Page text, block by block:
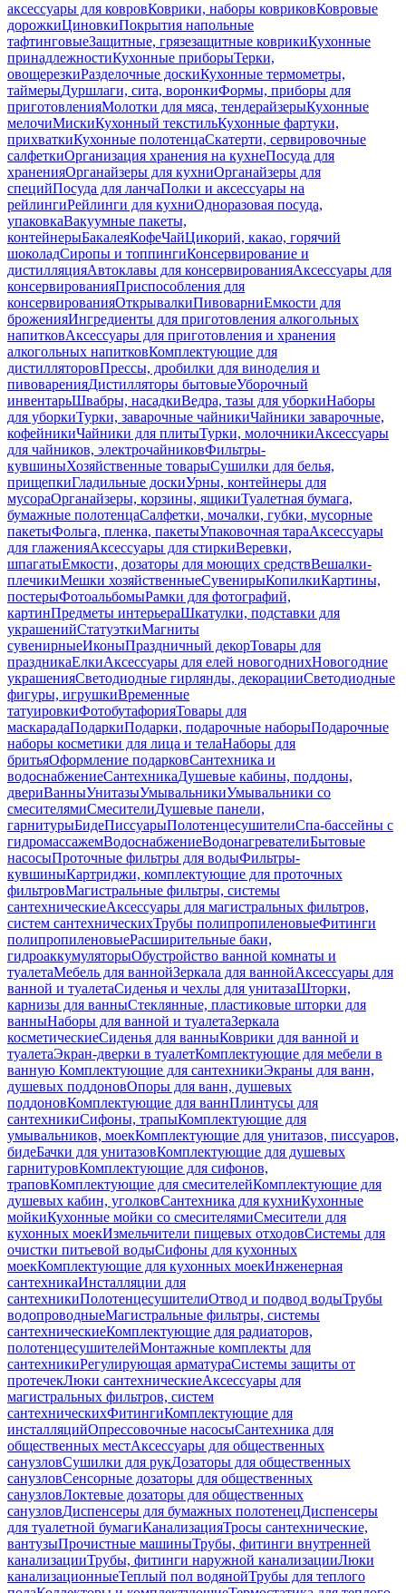
аксессуары для ковровКоврики, наборы ковриковКовровые
дорожкиЦиновкиПокрытия напольные
тафтинговыеЗащитные, грязезащитные коврикиКухонные
принадлежностиКухонные приборыТерки,
овощерезкиРазделочные доскиКухонные термометры,
таймерыДуршлаги, сита, воронкиФормы, приборы для
приготовленияМолотки для мяса, тендерайзерыКухонные
мелочиМискиКухонный текстильКухонные фартуки,
прихваткиКухонные полотенцаСкатерти, сервировочные
салфеткиОрганизация хранения на кухнеПосуда для
храненияОрганайзеры для кухниОрганайзеры для
специйПосуда для ланчаПолки и аксессуары на
рейлингиРейлинги для кухниОдноразовая посуда,
упаковкаВакуумные пакеты,
контейнерыБакалеяКофеЧайЦикорий, какао, горячий
шоколадСиропы и топпингиКонсервирование и
дистилляцияАвтоклавы для консервированияАксессуары для
консервированияПриспособления для
консервированияОткрывалкиПивоварниЕмкости для
броженияИнгредиенты для приготовления алкогольных
напитковАксессуары для приготовления и хранения
алкогольных напитковКомплектующие для
дистилляторовПрессы, дробилки для виноделия и
пивоваренияДистилляторы бытовыеУборочный
инвентарьШвабры, насадкиВедра, тазы для уборкиНаборы
для уборкиТурки, заварочные чайникиЧайники заварочные,
кофейникиЧайники для плитыТурки, молочникиАксессуары
для чайников, электрочайниковФильтры-
кувшиныХозяйственные товарыСушилки для белья,
прищепкиГладильные доскиУрны, контейнеры для
мусораОрганайзеры, корзины, ящикиТуалетная бумага,
бумажные полотенцаСалфетки, мочалки, губки, мусорные
пакетыФольга, пленка, пакетыУпаковочная тараАксессуары
для глаженияАксессуары для стиркиВеревки,
шпагатыЕмкости, дозаторы для моющих средствВешалки-
плечикиМешки хозяйственныеСувенирыКопилкиКартины,
постерыФотоальбомыРамки для фотографий,
картинПредметы интерьераШкатулки, подставки для
украшенийСтатуэткиМагниты
сувенирныеИконыПраздничный декорТовары для
праздникаЕлкиАксессуары для елей новогоднихНовогодние
украшенияСветодиодные гирлянды, декорацииСветодиодные
фигуры, игрушкиВременные
татуировкиФотобутафорияТовары для
маскарадаПодаркиПодарки, подарочные наборыПодарочные
наборы косметики для лица и телаНаборы для
бритьяОформление подарковСантехника и
водоснабжениеСантехникаДушевые кабины, поддоны,
двериВанныУнитазыУмывальникиУмывальники со
смесителямиСмесителиДушевые панели,
гарнитурыБидеПиссуарыПолотенцесушителиСпа-бассейны с
гидромассажемВодоснабжениеВодонагревателиБытовые
насосыПроточные фильтры для водыФильтры-
кувшиныКартриджи, комплектующие для проточных
фильтровМагистральные фильтры, системы
сантехническиеАксессуары для магистральных фильтров,
систем сантехническихТрубы полипропиленовыеФитинги
полипропиленовыеРасширительные баки,
гидроаккумуляторыОбустройство ванной комнаты и
туалетаМебель для ваннойЗеркала для ваннойАксессуары для
ванной и туалетаСиденья и чехлы для унитазаШторки,
карнизы для ванныСтеклянные, пластиковые шторки для
ванныНаборы для ванной и туалетаЗеркала
косметическиеСиденья для ванныКоврики для ванной и
туалетаЭкран-дверки в туалетКомплектующие для мебели в
ванную Комплектующие для сантехникиЭкраны для ванн,
душевых поддоновОпоры для ванн, душевых
поддоновКомплектующие для ваннПлинтусы для
сантехникиСифоны, трапыКомплектующие для
умывальников, моекКомплектующие для унитазов, писсуаров,
бидеБачки для унитазовКомплектующие для душевых
гарнитуровКомплектующие для сифонов,
траповКомплектующие для смесителейКомплектующие для
душевых кабин, уголковСантехника для кухниКухонные
мойкиКухонные мойки со смесителямиСмесители для
кухонных моекИзмельчители пищевых отходовСистемы для
очистки питьевой водыСифоны для кухонных
моекКомплектующие для кухонных моекИнженерная
сантехникаИнсталляции для
сантехникиПолотенцесушителиОтвод и подвод водыТрубы
водопроводныеМагистральные фильтры, системы
сантехническиеКомплектующие для радиаторов,
полотенцесушителейМонтажные комплекты для
сантехникиРегулирующая арматураСистемы защиты от
протечекЛюки сантехническиеАксессуары для
магистральных фильтров, систем
сантехническихФитингиКомплектующие для
инсталляцийОпрессовочные насосыСантехника для
общественных местАксессуары для общественных
санузловСушилки для рукДозаторы для общественных
санузловСенсорные дозаторы для общественных
санузловЛоктевые дозаторы для общественных
санузловДиспенсеры для бумажных полотенецДиспенсеры
для туалетной бумагиКанализацияТросы сантехнические,
вантузыПрочистные машиныТрубы, фитинги внутренней
канализацииТрубы, фитинги наружной канализацииЛюки
канализационныеТеплый пол водянойТрубы для теплого